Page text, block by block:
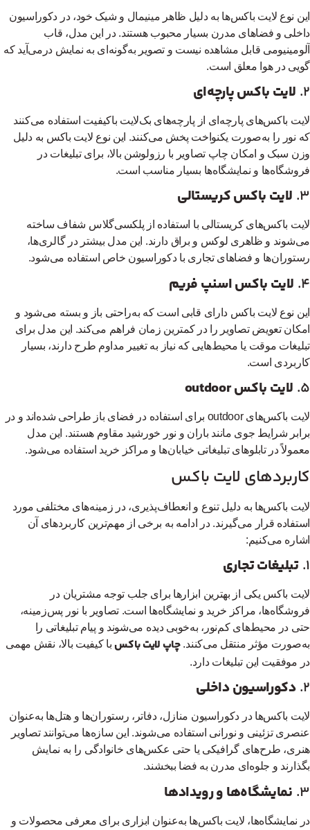
نوع لایت باکس‌ها به دلیل ظاهر مینیمال و شیک خود، در دکوراسیون
و فضاهای مدرن بسیار محبوب هستند. در این مدل، قاب
قابل مشاهده نیست و تصویر به‌گونه‌ای به نمایش درمی‌آید که
در هوا معلق است.
لایت باکس پارچه‌ای
باکس‌های پارچه‌ای از پارچه‌های بک‌لایت باکیفیت استفاده می‌کنند
نور را به‌صورت یکنواخت پخش می‌کنند. این نوع لایت باکس به دلیل
سبک و امکان چاپ تصاویر با رزولوشن بالا، برای تبلیغات در
و نمایشگاه‌ها بسیار مناسب است.
لایت باکس کریستالی
باکس‌های کریستالی با استفاده از پلکسی‌گلاس شفاف ساخته
و ظاهری لوکس و براق دارند. این مدل بیشتر در گالری‌ها،
و فضاهای تجاری با دکوراسیون خاص استفاده می‌شود.
لایت باکس اسنپ فریم
نوع لایت باکس دارای قابی است که به‌راحتی باز و بسته می‌شود و
تعویض تصاویر را در کمترین زمان فراهم می‌کند. این مدل برای
موقت یا محیط‌هایی که نیاز به تغییر مداوم طرح دارند، بسیار
است.
لایت باکس outdoor
لایت باکس‌های outdoor برای استفاده در فضای باز طراحی شده‌اند و در
شرایط جوی مانند باران و نور خورشید مقاوم هستند. این مدل
در تابلوهای تبلیغاتی خیابان‌ها و مراکز خرید استفاده می‌شود.
لایت باکس
باکس‌ها به دلیل تنوع و انعطاف‌پذیری، در زمینه‌های مختلفی مورد
قرار می‌گیرند. در ادامه به برخی از مهم‌ترین کاربردهای آن
می‌کنیم:
تبلیغات تجاری
باکس یکی از بهترین ابزارها برای جلب توجه مشتریان در
مراکز خرید و نمایشگاه‌ها است. تصاویر با نور پس‌زمینه،
در محیط‌های کم‌نور، به‌خوبی دیده می‌شوند و پیام تبلیغاتی را
مؤثر منتقل می‌کنند.چاپ لایت باکسبا کیفیت بالا، نقش مهمی
موفقیت این تبلیغات دارد.
دکوراسیون داخلی
باکس‌ها در دکوراسیون منازل، دفاتر، رستوران‌ها و هتل‌ها به‌عنوان
تزئینی و نورانی استفاده می‌شوند. این سازه‌ها می‌توانند تصاویر
طرح‌های گرافیکی یا حتی عکس‌های خانوادگی را به نمایش
و جلوه‌ای مدرن به فضا ببخشند.
نمایشگاه‌ها و رویدادها
نمایشگاه‌ها، لایت باکس‌ها به‌عنوان ابزاری برای معرفی محصولات و